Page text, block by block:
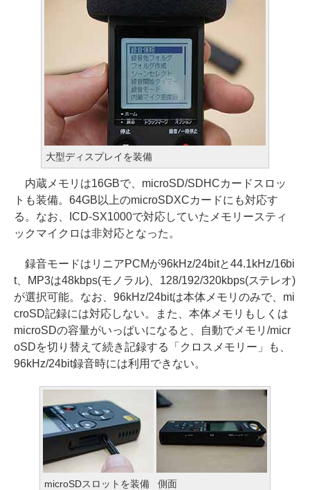
大型ディスプレイを装備
内蔵メモリは16GBで、microSD/SDHCカードスロッ
トも装備。64GB以上のmicroSDXCカードにも対応す
る。なお、ICD-SX1000で対応していたメモリースティ
ックマイクロは非対応となった。
録音モードはリニアPCMが96kHz/24bitと44.1kHz/16bi
t、MP3は48kbps(モノラル)、128/192/320kbps(ステレオ)
が選択可能。なお、96kHz/24bitは本体メモリのみで、mi
croSD記録には対応しない。また、本体メモリもしくは
microSDの容量がいっぱいになると、自動でメモリ/micr
oSDを切り替えて続き記録する「クロスメモリー」も、
96kHz/24bit録音時には利用できない。
microSDスロットを装備 側面